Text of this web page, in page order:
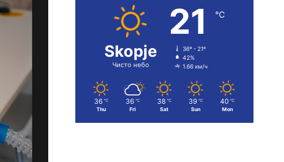
Skopje
Чисто небо
21 ℃
36º - 21º
42%
1.66 км/ч
36 ℃
Thu
36 ℃
Fri
38 ℃
Sat
39 ℃
Sun
40 ℃
Mon